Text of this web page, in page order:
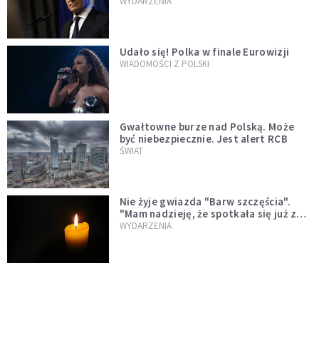
Udało się! Polka w finale Eurowizji
WIADOMOŚCI Z POLSKI
Gwałtowne burze nad Polską. Może
być niebezpiecznie. Jest alert RCB
ŚWIAT
Nie żyje gwiazda "Barw szczęścia".
"Mam nadzieję, że spotkała się już z
Bogiem, którego tak bardzo kochała"
WYDARZENIA